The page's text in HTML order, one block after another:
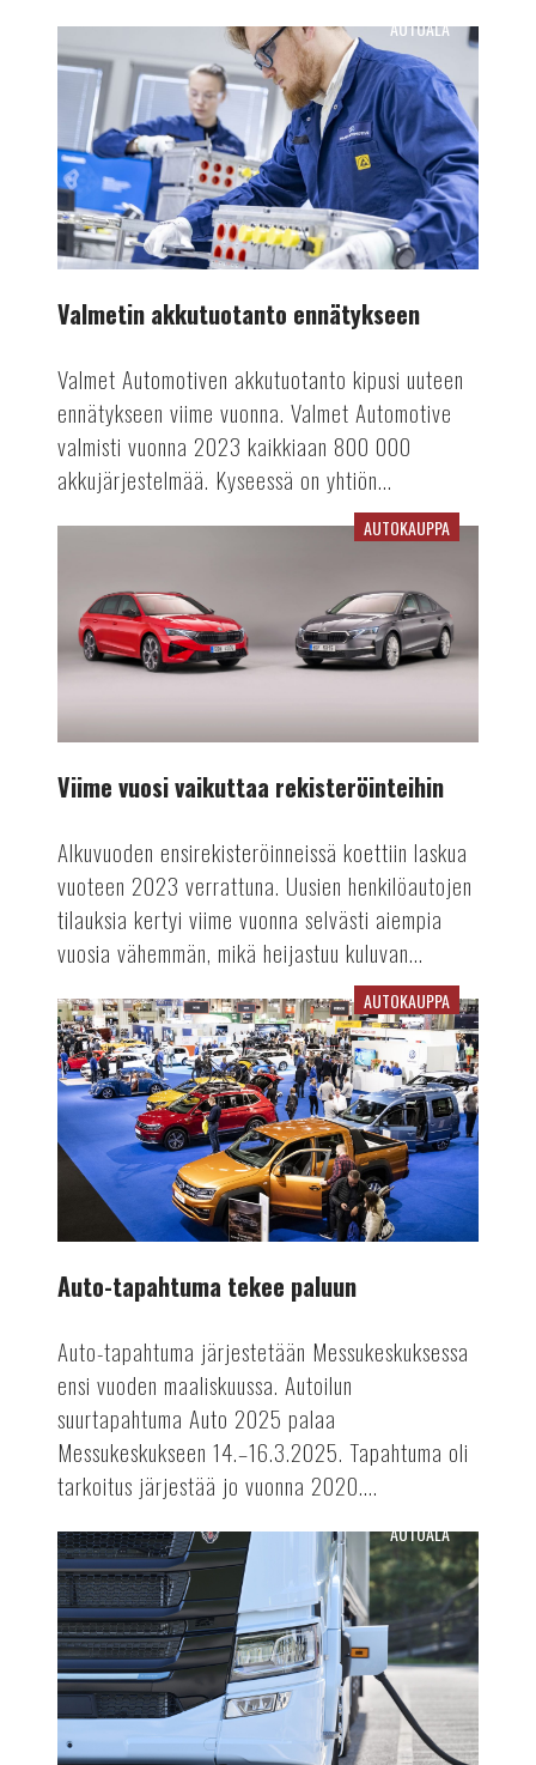
akkutuotanto
ennätykseen
AUTOALA
Valmetin akkutuotanto ennätykseen
Valmet Automotiven akkutuotanto kipusi uuteen
ennätykseen viime vuonna. Valmet Automotive
valmisti vuonna 2023 kaikkiaan 800 000
akkujärjestelmää. Kyseessä on yhtiön...
vaikuttaa
rekisteröinteihin
AUTOKAUPPA
Viime vuosi vaikuttaa rekisteröinteihin
Alkuvuoden ensirekisteröinneissä koettiin laskua
vuoteen 2023 verrattuna. Uusien henkilöautojen
tilauksia kertyi viime vuonna selvästi aiempia
vuosia vähemmän, mikä heijastuu kuluvan...
Auto-
tapahtuma
tekee
paluun
AUTOKAUPPA
Auto-tapahtuma tekee paluun
Auto-tapahtuma järjestetään Messukeskuksessa
ensi vuoden maaliskuussa. Autoilun
suurtapahtuma Auto 2025 palaa
Messukeskukseen 14.–16.3.2025. Tapahtuma oli
tarkoitus järjestää jo vuonna 2020....
Terästä
sähkörekoilla
AUTOALA